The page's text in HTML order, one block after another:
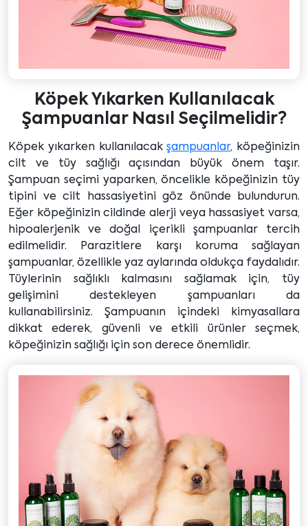
Köpek Yıkarken Kullanılacak
Şampuanlar Nasıl Seçilmelidir?
Köpek yıkarken kullanılacakşampuanlar, köpeğinizin
cilt ve tüy sağlığı açısından büyük önem taşır.
Şampuan seçimi yaparken, öncelikle köpeğinizin tüy
tipini ve cilt hassasiyetini göz önünde bulundurun.
Eğer köpeğinizin cildinde alerji veya hassasiyet varsa,
hipoalerjenik ve doğal içerikli şampuanlar tercih
edilmelidir. Parazitlere karşı koruma sağlayan
şampuanlar, özellikle yaz aylarında oldukça faydalıdır.
Tüylerinin sağlıklı kalmasını sağlamak için, tüy
gelişimini destekleyen şampuanları da
kullanabilirsiniz. Şampuanın içindeki kimyasallara
dikkat ederek, güvenli ve etkili ürünler seçmek,
köpeğinizin sağlığı için son derece önemlidir.